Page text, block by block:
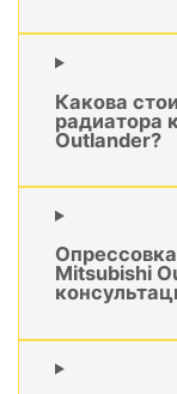
Какова
радиатора
Outlander?
Mitsubishi